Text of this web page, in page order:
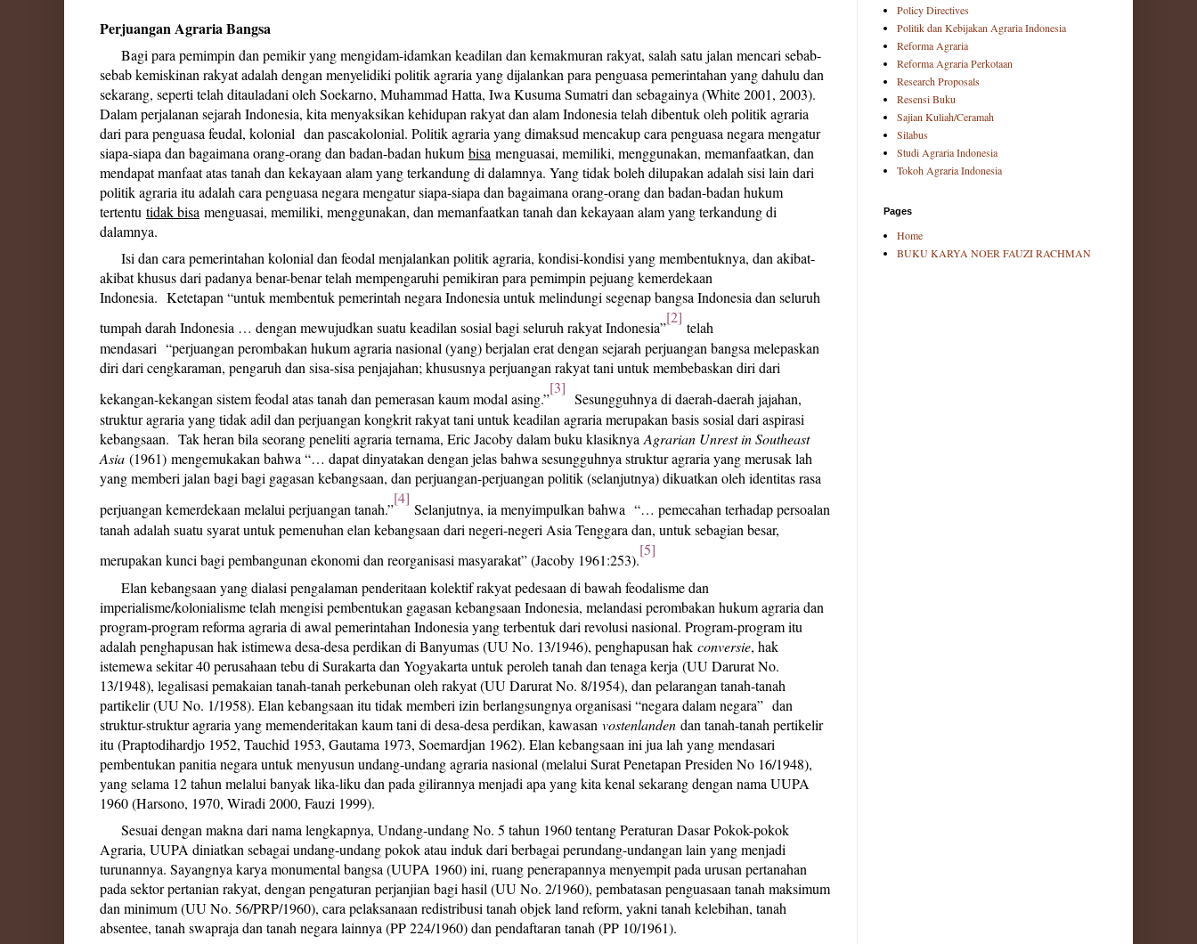
Perjuangan Agraria Bangsa
Bagi para pemimpin dan pemikir yang mengidam-idamkan keadilan dan kemakmuran rakyat, salah satu jalan mencari sebab-
sebab kemiskinan rakyat adalah dengan menyelidiki politik agraria yang dijalankan para penguasa pemerintahan yang dahulu dan
sekarang, seperti telah ditauladani oleh Soekarno, Muhammad Hatta, Iwa Kusuma Sumatri dan sebagainya (White 2001, 2003).
Dalam perjalanan sejarah Indonesia, kita menyaksikan kehidupan rakyat dan alam Indonesia telah dibentuk oleh politik agraria
dari para penguasa feudal, kolonial dan pascakolonial. Politik agraria yang dimaksud mencakup cara penguasa negara mengatur
siapa-siapa dan bagaimana orang-orang dan badan-badan hukum bisa menguasai, memiliki, menggunakan, memanfaatkan, dan
mendapat manfaat atas tanah dan kekayaan alam yang terkandung di dalamnya. Yang tidak boleh dilupakan adalah sisi lain dari
politik agraria itu adalah cara penguasa negara mengatur siapa-siapa dan bagaimana orang-orang dan badan-badan hukum
tertentu tidak bisa menguasai, memiliki, menggunakan, dan memanfaatkan tanah dan kekayaan alam yang terkandung di
dalamnya.
Isi dan cara pemerintahan kolonial dan feodal menjalankan politik agraria, kondisi-kondisi yang membentuknya, dan akibat-
akibat khusus dari padanya benar-benar telah mempengaruhi pemikiran para pemimpin pejuang kemerdekaan
Indonesia. Ketetapan “untuk membentuk pemerintah negara Indonesia untuk melindungi segenap bangsa Indonesia dan seluruh
tumpah darah Indonesia … dengan mewujudkan suatu keadilan sosial bagi seluruh rakyat Indonesia”
[2]
telah
mendasari “perjuangan perombakan hukum agraria nasional (yang) berjalan erat dengan sejarah perjuangan bangsa melepaskan
diri dari cengkaraman, pengaruh dan sisa-sisa penjajahan; khususnya perjuangan rakyat tani untuk membebaskan diri dari
kekangan-kekangan sistem feodal atas tanah dan pemerasan kaum modal asing.”
[3]
Sesungguhnya di daerah-daerah jajahan,
struktur agraria yang tidak adil dan perjuangan kongkrit rakyat tani untuk keadilan agraria merupakan basis sosial dari aspirasi
kebangsaan. Tak heran bila seorang peneliti agraria ternama, Eric Jacoby dalam buku klasiknya Agrarian Unrest in Southeast
Asia (1961) mengemukakan bahwa “… dapat dinyatakan dengan jelas bahwa sesungguhnya struktur agraria yang merusak lah
yang memberi jalan bagi bagi gagasan kebangsaan, dan perjuangan-perjuangan politik (selanjutnya) dikuatkan oleh identitas rasa
perjuangan kemerdekaan melalui perjuangan tanah.”
[4]
Selanjutnya, ia menyimpulkan bahwa “… pemecahan terhadap persoalan
tanah adalah suatu syarat untuk pemenuhan elan kebangsaan dari negeri-negeri Asia Tenggara dan, untuk sebagian besar,
merupakan kunci bagi pembangunan ekonomi dan reorganisasi masyarakat” (Jacoby 1961:253).
[5]
Elan kebangsaan yang dialasi pengalaman penderitaan kolektif rakyat pedesaan di bawah feodalisme dan
imperialisme/kolonialisme telah mengisi pembentukan gagasan kebangsaan Indonesia, melandasi perombakan hukum agraria dan
program-program reforma agraria di awal pemerintahan Indonesia yang terbentuk dari revolusi nasional. Program-program itu
adalah penghapusan hak istimewa desa-desa perdikan di Banyumas (UU No. 13/1946), penghapusan hak conversie, hak
istemewa sekitar 40 perusahaan tebu di Surakarta dan Yogyakarta untuk peroleh tanah dan tenaga kerja (UU Darurat No.
13/1948), legalisasi pemakaian tanah-tanah perkebunan oleh rakyat (UU Darurat No. 8/1954), dan pelarangan tanah-tanah
partikelir (UU No. 1/1958). Elan kebangsaan itu tidak memberi izin berlangsungnya organisasi “negara dalam negara” dan
struktur-struktur agraria yang memenderitakan kaum tani di desa-desa perdikan, kawasan vostenlanden dan tanah-tanah pertikelir
itu (Praptodihardjo 1952, Tauchid 1953, Gautama 1973, Soemardjan 1962). Elan kebangsaan ini jua lah yang mendasari
pembentukan panitia negara untuk menyusun undang-undang agraria nasional (melalui Surat Penetapan Presiden No 16/1948),
yang selama 12 tahun melalui banyak lika-liku dan pada gilirannya menjadi apa yang kita kenal sekarang dengan nama UUPA
1960 (Harsono, 1970, Wiradi 2000, Fauzi 1999).
Sesuai dengan makna dari nama lengkapnya, Undang-undang No. 5 tahun 1960 tentang Peraturan Dasar Pokok-pokok
Agraria, UUPA diniatkan sebagai undang-undang pokok atau induk dari berbagai perundang-undangan lain yang menjadi
turunannya. Sayangnya karya monumental bangsa (UUPA 1960) ini, ruang penerapannya menyempit pada urusan pertanahan
pada sektor pertanian rakyat, dengan pengaturan perjanjian bagi hasil (UU No. 2/1960), pembatasan penguasaan tanah maksimum
dan minimum (UU No. 56/PRP/1960), cara pelaksanaan redistribusi tanah objek land reform, yakni tanah kelebihan, tanah
absentee, tanah swapraja dan tanah negara lainnya (PP 224/1960) dan pendaftaran tanah (PP 10/1961).
Policy Directives
Politik dan Kebijakan Agraria Indonesia
Reforma Agraria
Reforma Agraria Perkotaan
Research Proposals
Resensi Buku
Sajian Kuliah/Ceramah
Silabus
Studi Agraria Indonesia
Tokoh Agraria Indonesia
Pages
Home
BUKU KARYA NOER FAUZI RACHMAN